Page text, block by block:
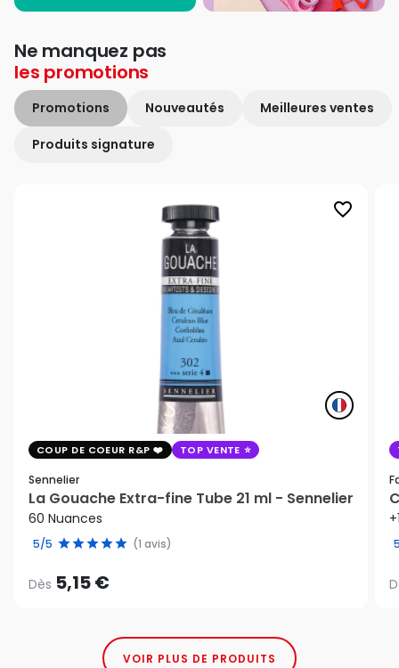
Ne manquez pas
les promotions
Promotions Nouveautés Meilleures ventes
Produits signature
favorite_border
COUP DE COEUR R&P TOP VENTE
Sennelier
La Gouache Extra-fine Tube 21 ml - Sennelier
60 Nuances
5/5 (1 avis)
Dès 5,15 €
VOIR PLUS DE PRODUITS